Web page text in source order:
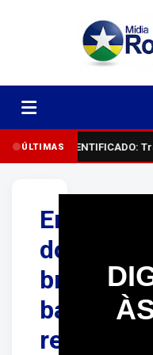
ÚLTIMASIDENTIFICADO:
dos
bate
recorde